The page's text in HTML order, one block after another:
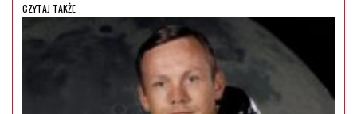
CZYTAJ TAKŻE